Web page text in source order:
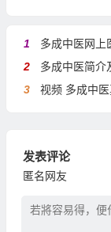
1
多成中医网上
2
多成中医简
3
视频 多成中
发表评论
匿名网友